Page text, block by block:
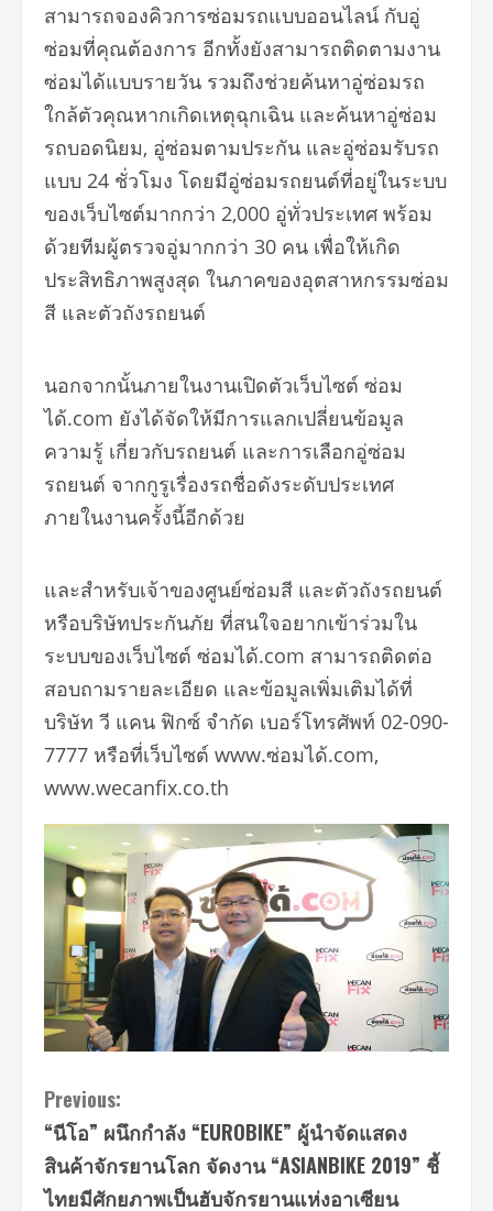
สามารถจองคิวการซ่อมรถแบบออนไลน์ กับอู่
ซ่อมที่คุณต้องการ อีกทั้งยังสามารถติดตามงาน
ซ่อมได้แบบรายวัน รวมถึงช่วยค้นหาอู่ซ่อมรถ
ใกล้ตัวคุณหากเกิดเหตุฉุกเฉิน และค้นหาอู่ซ่อม
รถบอดนิยม, อู่ซ่อมตามประกัน และอู่ซ่อมรับรถ
แบบ 24 ชั่วโมง โดยมีอู่ซ่อมรถยนต์ที่อยู่ในระบบ
ของเว็บไซต์มากกว่า 2,000 อู่ทั่วประเทศ พร้อม
ด้วยทีมผู้ตรวจอู่มากกว่า 30 คน เพื่อให้เกิด
ประสิทธิภาพสูงสุด ในภาคของอุตสาหกรรมซ่อม
สี และตัวถังรถยนต์
นอกจากนั้นภายในงานเปิดตัวเว็บไซต์ ซ่อม
ได้.com ยังได้จัดให้มีการแลกเปลี่ยนข้อมูล
ความรู้ เกี่ยวกับรถยนต์ และการเลือกอู่ซ่อม
รถยนต์ จากกูรูเรื่องรถชื่อดังระดับประเทศ
ภายในงานครั้งนี้อีกด้วย
และสำหรับเจ้าของศูนย์ซ่อมสี และตัวถังรถยนต์
หรือบริษัทประกันภัย ที่สนใจอยากเข้าร่วมใน
ระบบของเว็บไซต์ ซ่อมได้.com สามารถติดต่อ
สอบถามรายละเอียด และข้อมูลเพิ่มเติมได้ที่
บริษัท วี แคน ฟิกซ์ จำกัด เบอร์โทรศัพท์ 02-090-
7777 หรือที่เว็บไซต์ www.ซ่อมได้.com,
www.wecanfix.co.th
Continue
Reading
Previous:
“นีโอ” ผนึกกำลัง “EUROBIKE” ผู้นําจัดแสดง
สินค้าจักรยานโลก จัดงาน “ASIANBIKE 2019” ชี้
ไทยมีศักยภาพเป็นฮับจักรยานแห่งอาเซียน